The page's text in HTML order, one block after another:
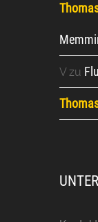
Vzu